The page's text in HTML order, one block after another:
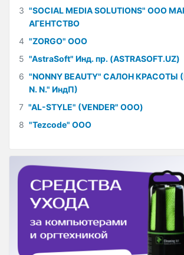
3 "SOCIAL MEDIA SOLUTIONS" ООО
АГЕНТСТВО
4 "ZORGO" ООО
5 "AstraSoft" Инд. пр. (ASTRASOFT.UZ)
6 "NONNY BEAUTY" САЛОН КРАСОТЫ
N. N." ИндП)
7 "AL-STYLE" (VENDER" ООО)
8 "Tezcode" ООО